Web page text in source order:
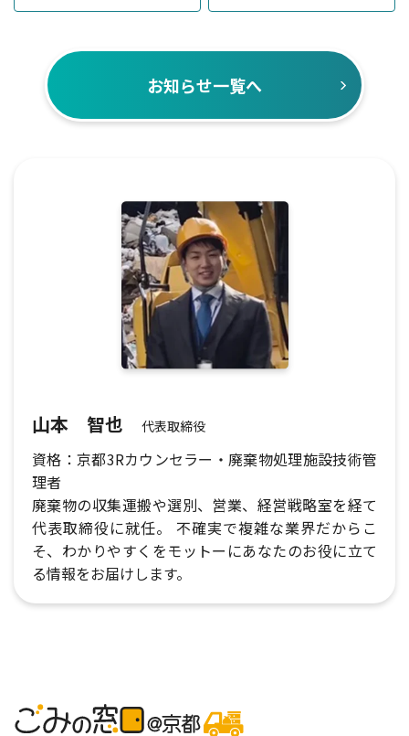
お知らせ一覧へ
山本 智也 代表取締役
資格：京都3Rカウンセラー・廃棄物処理施設技術管
理者
廃棄物の収集運搬や選別、営業、経営戦略室を経て
代表取締役に就任。 不確実で複雑な業界だからこ
そ、わかりやすくをモットーにあなたのお役に立て
る情報をお届けします。